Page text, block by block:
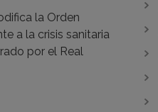
la Orden
a la crisis sanitaria
por el Real